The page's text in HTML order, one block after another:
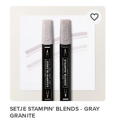
SETJE STAMPIN’ BLENDS - GRAY
GRANITE